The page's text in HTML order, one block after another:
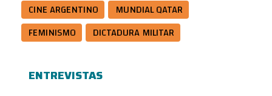
CINE ARGENTINO
MUNDIAL QATAR
FEMINISMO
DICTADURA MILITAR
ENTREVISTAS